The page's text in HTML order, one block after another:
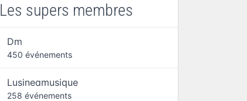
Les supers membres
Dm
450 événements
Lusineamusique
258 événements